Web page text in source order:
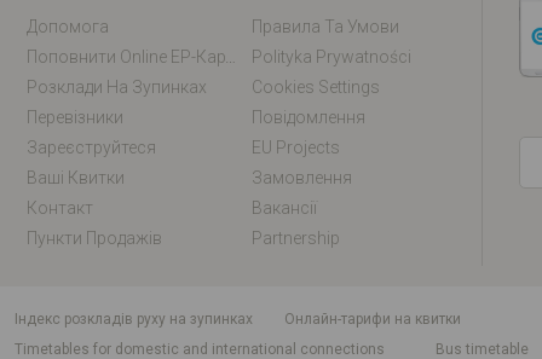
Допомога
Правила Та Умови
Polityka Prywatności
Розклади На Зупинках
Cookies Settings
Перевізники
Повідомлення
Зареєструйтеся
EU Projects
Ваші Квитки
Замовлення
Контакт
Вакансії
Пункти Продажів
Partnership
індекс розкладів руху на зупинках
Онлайн-тарифи на квитки
Timetables for domestic and international connections
Bus timetable